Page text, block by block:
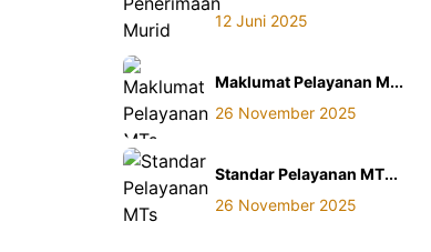
12 Juni 2025
Maklumat Pelayanan M...
26 November 2025
Standar Pelayanan MT...
26 November 2025